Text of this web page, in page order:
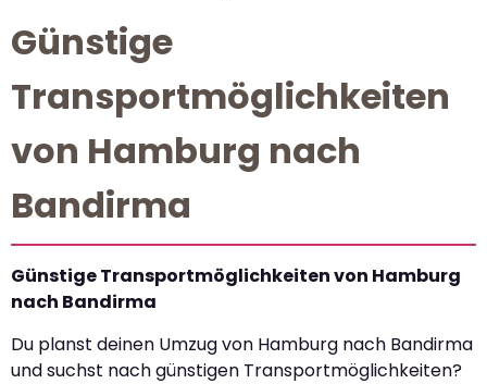
Günstige
Transportmöglichkeiten
von Hamburg nach
Bandirma
Günstige Transportmöglichkeiten von Hamburg
nach Bandirma
Du planst deinen Umzug von Hamburg nach Bandirma
und suchst nach günstigen Transportmöglichkeiten?